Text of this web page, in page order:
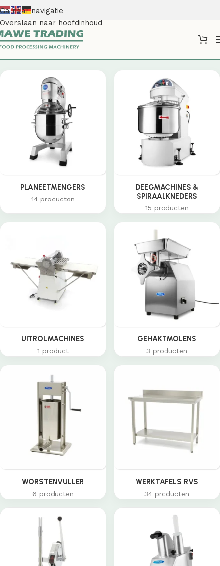
Ga naar navigatie
Overslaan naar hoofdinhoud
PLANEETMENGERS
14 producten
DEEGMACHINES &
SPIRAALKNEDERS
15 producten
UITROLMACHINES
1 product
GEHAKTMOLENS
3 producten
WORSTENVULLER
6 producten
WERKTAFELS RVS
34 producten